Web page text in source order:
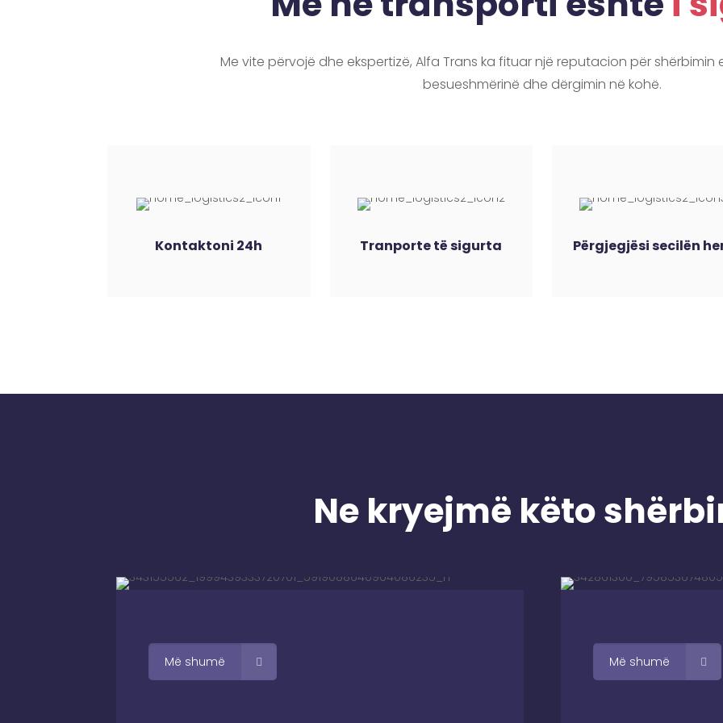
Me vite përvojë dhe ekspertizë, Alfa Trans ka fituar një reputacion për shërbimin
besueshmërinë dhe dërgimin në kohë.
Kontaktoni 24h Tranporte të sigurta Përgjegjësi secilën
Ne kryejmë këto
Më shumë Më shumë